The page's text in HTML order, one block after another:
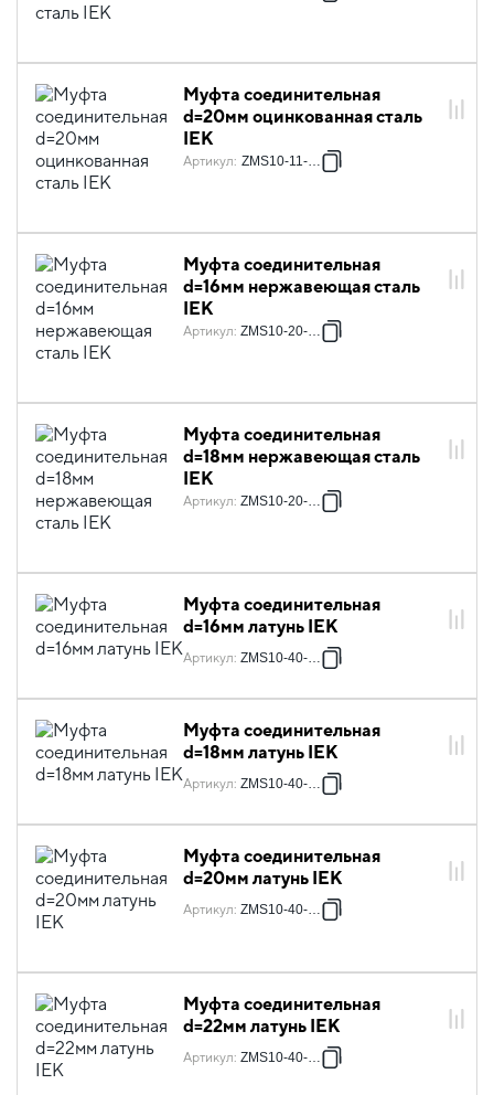
Муфта соединительная
d=20мм оцинкованная сталь
IEK
Артикул: ZMS10-11-020
Муфта соединительная
d=16мм нержавеющая сталь
IEK
Артикул: ZMS10-20-016
Муфта соединительная
d=18мм нержавеющая сталь
IEK
Артикул: ZMS10-20-018
Муфта соединительная
d=16мм латунь IEK
Артикул: ZMS10-40-016
Муфта соединительная
d=18мм латунь IEK
Артикул: ZMS10-40-018
Муфта соединительная
d=20мм латунь IEK
Артикул: ZMS10-40-020
Муфта соединительная
d=22мм латунь IEK
Артикул: ZMS10-40-022